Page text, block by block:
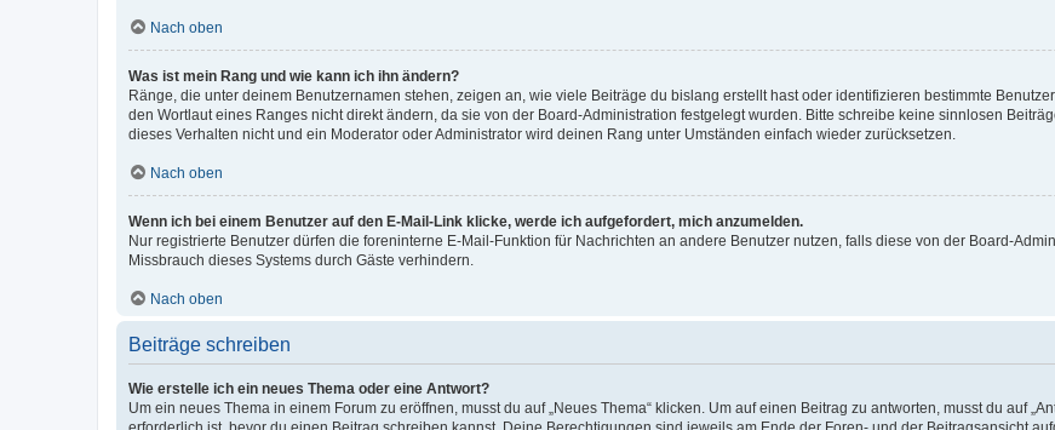
Nach oben
Was ist mein Rang und wie kann ich ihn ändern?
Ränge, die unter deinem Benutzernamen stehen, zeigen an, wie viele Beiträge du bislang erstellt hast oder identifizieren bestimmte
den Wortlaut eines Ranges nicht direkt ändern, da sie von der Board-Administration festgelegt wurden. Bitte schreibe keine sinnlosen
dieses Verhalten nicht und ein Moderator oder Administrator wird deinen Rang unter Umständen einfach wieder zurücksetzen.
Nach oben
Wenn ich bei einem Benutzer auf den E-Mail-Link klicke, werde ich aufgefordert, mich anzumelden.
Nur registrierte Benutzer dürfen die foreninterne E-Mail-Funktion für Nachrichten an andere Benutzer nutzen, falls diese von der Board-
Missbrauch dieses Systems durch Gäste verhindern.
Nach oben
Beiträge schreiben
Wie erstelle ich ein neues Thema oder eine Antwort?
Um ein neues Thema in einem Forum zu eröffnen, musst du auf „Neues Thema“ klicken. Um auf einen Beitrag zu antworten, musst du auf